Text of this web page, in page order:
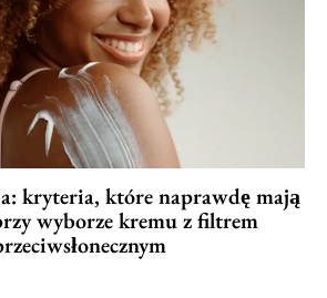
kryteria, które naprawdę mają
wyborze kremu z filtrem